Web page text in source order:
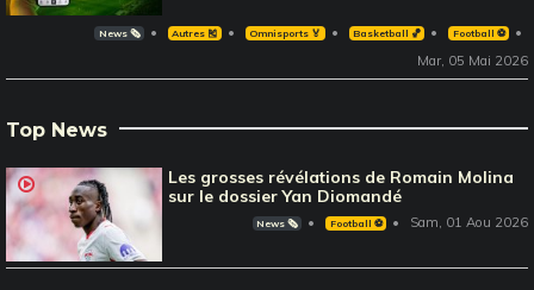
News 🗞️ Autres 🎽 Omnisports 🏅 Basketball 🏀 Football ⚽️
Mar, 05 Mai 2026
Top News
Les grosses révélations de Romain Molina
sur le dossier Yan Diomandé
News 🗞️ Football ⚽️ Sam, 01 Aou 2026